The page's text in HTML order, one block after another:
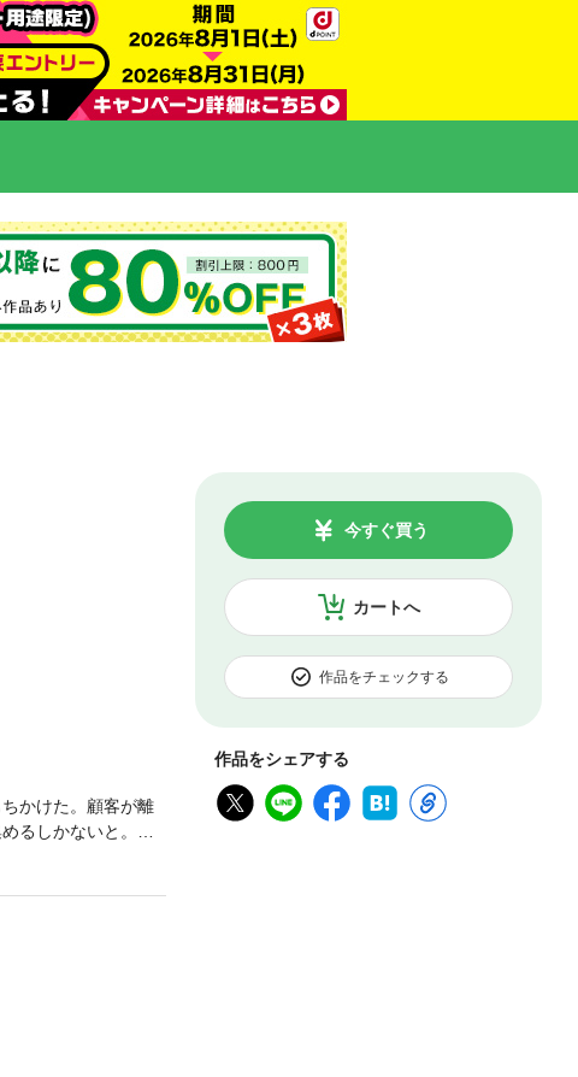
カートへ
今すぐ買う
作品をチェックする
作品をシェアする
かけた。顧客が離
るしかないと。同
け。でも、密かに